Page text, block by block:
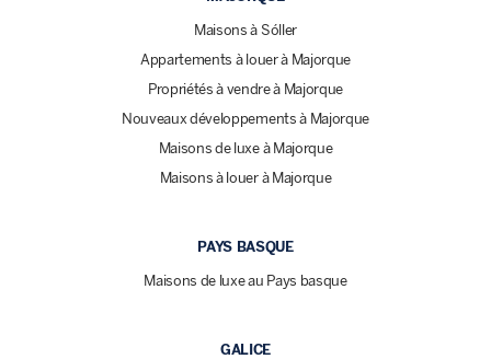
Maisons à Sóller
Appartements à louer à Majorque
Propriétés à vendre à Majorque
Nouveaux développements à Majorque
Maisons de luxe à Majorque
Maisons à louer à Majorque
PAYS BASQUE
Maisons de luxe au Pays basque
GALICE